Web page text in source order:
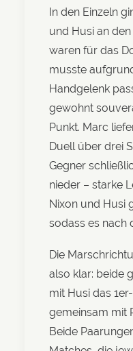
In den Einzeln
und Husi an
waren für das
musste
Handgelenk
gewohnt
Punkt. Marc
Duell über drei
Gegner
nieder – starke
Nixon und Husi
sodass es nach
Die
also klar: beide
mit Husi das
gemeinsam mit
Beide